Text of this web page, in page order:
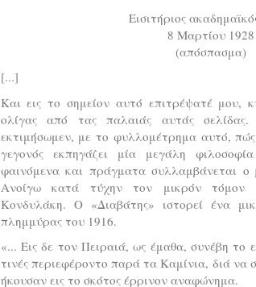
Εισιτήριος
8 Μαρτίου 1928
(απόσπασμα)
[...]
Και εις το σημείον αυτό επιτρέψατέ μου,
ολίγας από τας παλαιάς αυτάς
εκτιμήσωμεν, με το φυλλομέτρημα αυτό,
γεγονός εκπηγάζει μία μεγάλη
φαινόμενα και πράγματα συλλαμβάνεται ο
Ανοίγω κατά τύχην τον μικρόν τόμον
Κονδυλάκη. Ο «Διαβάτης» ιστορεί ένα
πλημμύρας του 1916.
«... Εις δε τον Πειραιά, ως έμαθα, συνέβη το
τινές περιεφέροντο παρά τα Καμίνια, διά να
ήκουσαν εις το σκότος έρρινον αναφώνημα.